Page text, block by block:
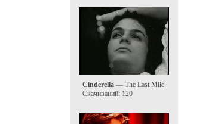
Cinderella— The Last Mile
Скачиваний: 120